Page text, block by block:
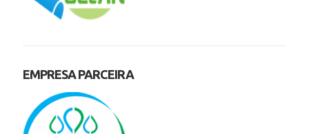
EMPRESA PARCEIRA